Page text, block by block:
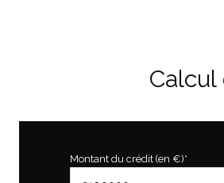
Montant du crédit (en €)*